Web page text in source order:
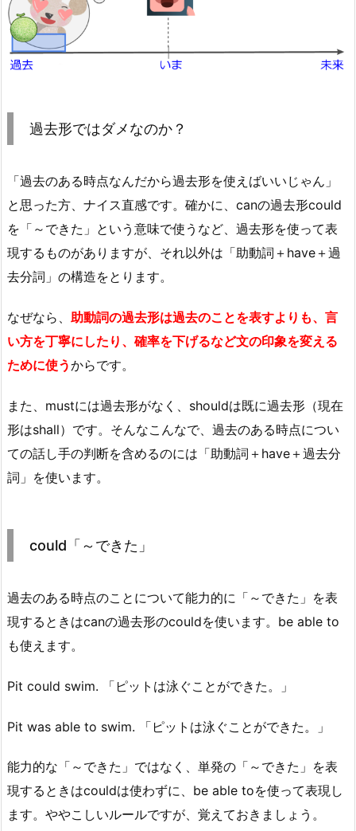
過去形ではダメなのか？
「過去のある時点なんだから過去形を使えばいいじゃん」
と思った方、ナイス直感です。確かに、canの過去形could
を「～できた」という意味で使うなど、過去形を使って表
現するものがありますが、それ以外は「助動詞＋have＋過
去分詞」の構造をとります。
なぜなら、 助動詞の過去形は過去のことを表すよりも、言
い方を丁寧にしたり、確率を下げるなど文の印象を変える
ために使うからです。
また、mustには過去形がなく、shouldは既に過去形（現在
形はshall）です。そんなこんなで、過去のある時点につい
ての話し手の判断を含めるのには「助動詞＋have＋過去分
詞」を使います。
could「～できた」
過去のある時点のことについて能力的に「～できた」を表
現するときはcanの過去形のcouldを使います。be able to
も使えます。
Pit could swim. 「ピットは泳ぐことができた。」
Pit was able to swim. 「ピットは泳ぐことができた。」
能力的な「～できた」ではなく、単発の「～できた」を表
現するときはcouldは使わずに、be able toを使って表現し
ます。ややこしいルールですが、覚えておきましょう。